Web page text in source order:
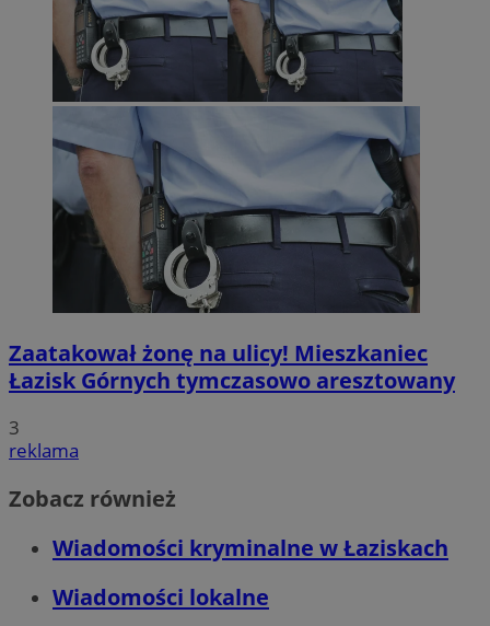
Zaatakował żonę na ulicy! Mieszkaniec
Łazisk Górnych tymczasowo aresztowany
3
reklama
Zobacz również
Wiadomości kryminalne w Łaziskach
Wiadomości lokalne